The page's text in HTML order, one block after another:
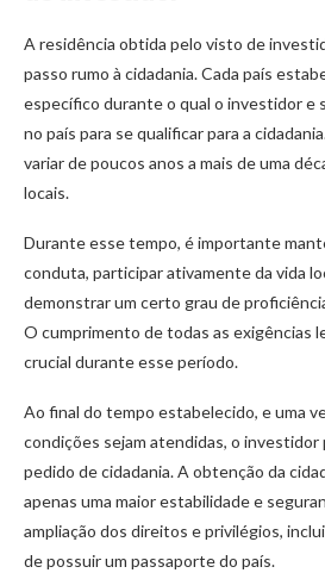
A residência obtida pelo visto de
passo rumo à cidadania. Cada país
específico durante o qual o investidor e
no país para se qualificar para a
variar de poucos anos a mais de uma
locais.
Durante esse tempo, é importante
conduta, participar ativamente da vida
demonstrar um certo grau de
O cumprimento de todas as exigências
crucial durante esse período.
Ao final do tempo estabelecido, e uma
condições sejam atendidas, o
pedido de cidadania. A obtenção da
apenas uma maior estabilidade e
ampliação dos direitos e privilégios,
de possuir um passaporte do país.